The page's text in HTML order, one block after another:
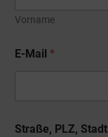
Vorname
E-Mail *
Straße, PLZ,